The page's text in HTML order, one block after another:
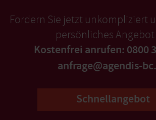
Fordern Sie jetzt unkompliziert
persönliches Angebot
Kostenfrei anrufen: 0800
anfrage@agendis-
Schnellangebot